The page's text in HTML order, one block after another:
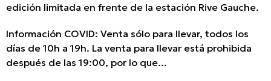
edición limitada en frente de la estación Rive Gauche.
Información COVID: Venta sólo para llevar, todos los
días de 10h a 19h. La venta para llevar está prohibida
después de las 19:00, por lo que...